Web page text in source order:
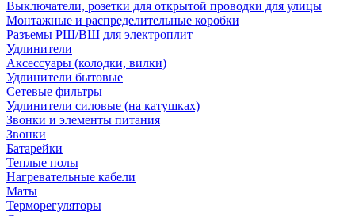
Выключатели, розетки для открытой проводки для улицы
Монтажные и распределительные коробки
Разъемы РШ/ВШ для электроплит
Удлинители
Аксессуары (колодки, вилки)
Удлинители бытовые
Сетевые фильтры
Удлинители силовые (на катушках)
Звонки и элементы питания
Звонки
Батарейки
Теплые полы
Нагревательные кабели
Маты
Терморегуляторы